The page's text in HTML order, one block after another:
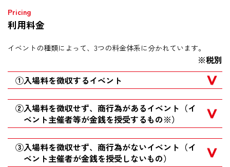
利用料金
イベントの種類によって、3つの料金体系に分かれています。
※税別
①入場料を徴収するイベント
②入場料を徴収せず、商行為があるイベント（イ
ベント主催者等が金銭を授受するもの※）
③入場料を徴収せず、商行為がないイベント（イ
ベント主催者が金銭を授受しないもの）